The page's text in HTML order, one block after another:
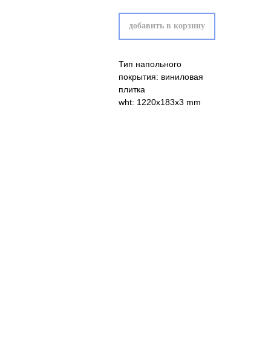
добавить в корзину
Тип напольного
покрытия: виниловая
плитка
wht: 1220x183x3 mm